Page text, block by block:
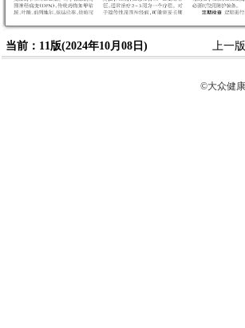
当前：11版(2024年10月08日) 上一版